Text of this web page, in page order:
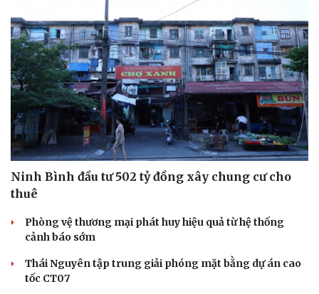
Ninh Bình đầu tư 502 tỷ đồng xây chung cư cho
thuê
Phòng vệ thương mại phát huy hiệu quả từ hệ thống
cảnh báo sớm
Thái Nguyên tập trung giải phóng mặt bằng dự án cao
tốc CT07